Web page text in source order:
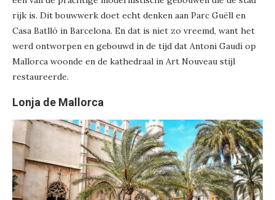
rijk is. Dit bouwwerk doet echt denken aan Parc Guëll en
Casa Batlló in Barcelona. En dat is niet zo vreemd, want het
werd ontworpen en gebouwd in de tijd dat Antoni Gaudí op
Mallorca woonde en de kathedraal in Art Nouveau stijl
restaureerde.
Lonja de Mallorca